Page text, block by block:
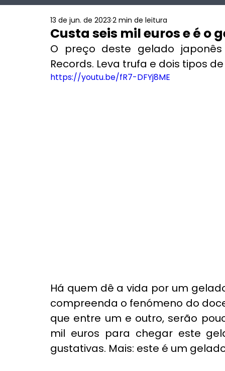
PROJECTOS TURISMO ECONOMIA
Custa seis mil euros e é o
13 de jun. de 2023 2 min de leitura
O preço deste gelado
Records. Leva trufa e dois tipos
https://youtu.be/fR7-DFYj8ME
Há quem dê a vida por um
compreenda o fenómeno do
que entre um e outro, serão
mil euros para chegar este
gustativas. Mais: este é um